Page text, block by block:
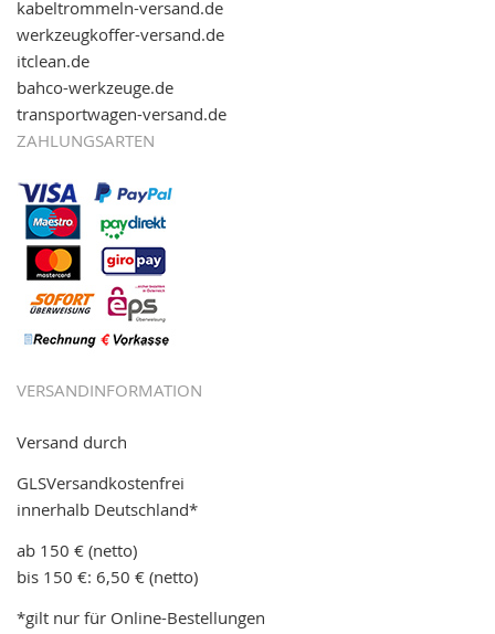
kabeltrommeln-versand.de
werkzeugkoffer-versand.de
itclean.de
bahco-werkzeuge.de
transportwagen-versand.de
ZAHLUNGSARTEN
VERSANDINFORMATION
Versand durch
GLSVersandkostenfrei
innerhalb Deutschland*
ab 150 € (netto)
bis 150 €: 6,50 € (netto)
*gilt nur für Online-Bestellungen